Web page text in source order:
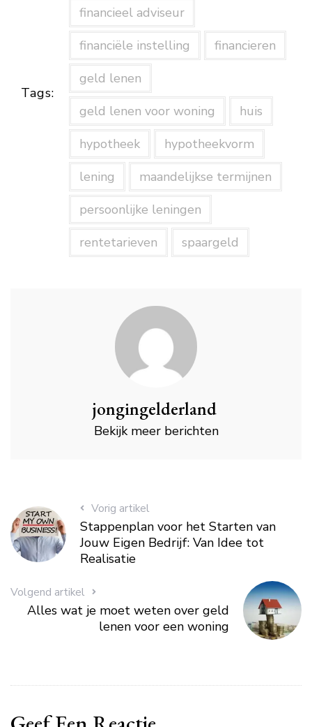
Tags:
financieel adviseur
financiële instelling
financieren
geld lenen
geld lenen voor woning
huis
hypotheek
hypotheekvorm
lening
maandelijkse termijnen
persoonlijke leningen
rentetarieven
spaargeld
jongingelderland
Bekijk meer berichten
Vorig artikel
Stappenplan voor het Starten van
Jouw Eigen Bedrijf: Van Idee tot
Realisatie
Volgend artikel
Alles wat je moet weten over geld
lenen voor een woning